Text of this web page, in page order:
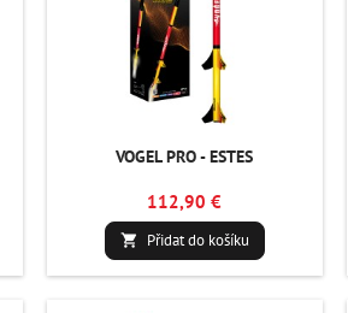
VOGEL PRO - ESTES
112,90 €
 Přidat do košíku